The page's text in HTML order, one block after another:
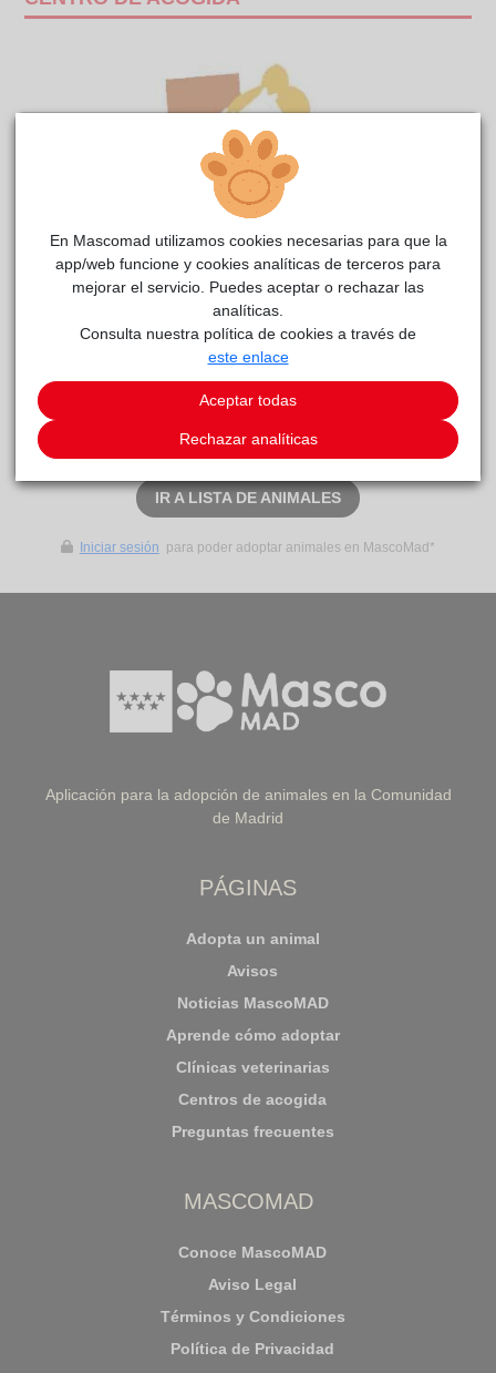
TIERRAreside actualmente en el centro de acogida
adopción
SOLICITAR ADOPCIÓN
IR A LISTA DE ANIMALES
Iniciar sesión para poder adoptar animales en MascoMad*
Aplicación para la adopción de animales en la Comunidad
de Madrid
PÁGINAS
Adopta un animal
Avisos
Noticias MascoMAD
Aprende cómo adoptar
Clínicas veterinarias
Centros de acogida
Preguntas frecuentes
MASCOMAD
Conoce MascoMAD
Aviso Legal
Términos y Condiciones
Política de Privacidad
En Mascomad utilizamos cookies necesarias para que la
app/web funcione y cookies analíticas de terceros para
mejorar el servicio. Puedes aceptar o rechazar las
analíticas.
Consulta nuestra política de cookies a través de
este enlace
Aceptar todas
Rechazar analíticas